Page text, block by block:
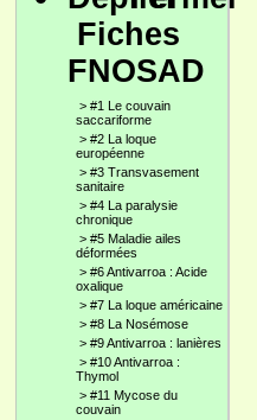
Fiches
FNOSAD
> #1 Le couvain
saccariforme
> #2 La loque
européenne
> #3 Transvasement
sanitaire
> #4 La paralysie
chronique
> #5 Maladie ailes
déformées
> #6 Antivarroa : Acide
oxalique
> #7 La loque américaine
> #8 La Nosémose
> #9 Antivarroa : lanières
> #10 Antivarroa :
Thymol
> #11 Mycose du
couvain